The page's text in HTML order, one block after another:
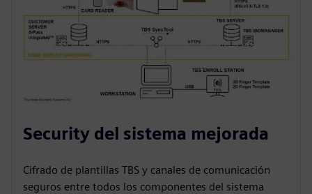
Security del sistema mejorada
Cifrado de plantillas TBS y canales de comunicación
seguros entre todos los componentes del sistema